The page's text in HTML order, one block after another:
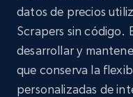
datos de precios
Scrapers sin código.
desarrollar y
que conserva la
personalizadas de